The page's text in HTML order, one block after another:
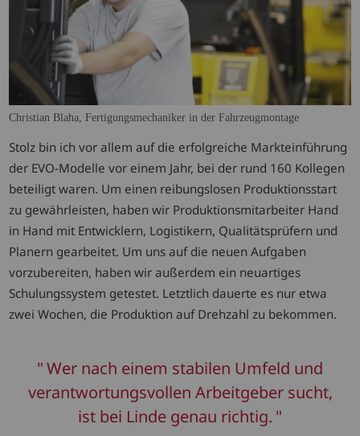
Christian Blaha, Fertigungsmechaniker in der Fahrzeugmontage
Stolz bin ich vor allem auf die erfolgreiche Markteinführung
der EVO-Modelle vor einem Jahr, bei der rund 160 Kollegen
beteiligt waren. Um einen reibungslosen Produktionsstart
zu gewährleisten, haben wir Produktionsmitarbeiter Hand
in Hand mit Entwicklern, Logistikern, Qualitätsprüfern und
Planern gearbeitet. Um uns auf die neuen Aufgaben
vorzubereiten, haben wir außerdem ein neuartiges
Schulungssystem getestet. Letztlich dauerte es nur etwa
zwei Wochen, die Produktion auf Drehzahl zu bekommen.
Wer nach einem stabilen Umfeld und
verantwortungsvollen Arbeitgeber sucht,
ist bei Linde genau richtig.